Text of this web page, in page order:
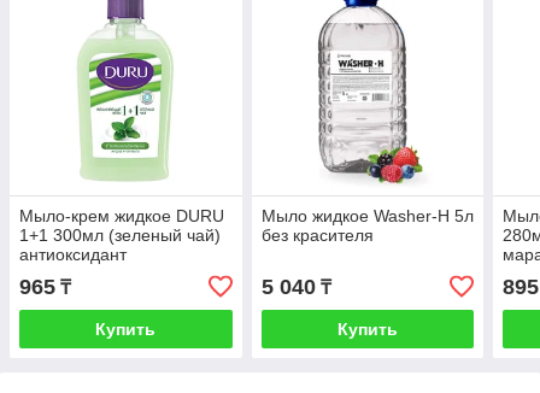
Мыло-крем жидкое DURU
1+1 300мл (зеленый чай)
антиоксидант
965 ₸
Купить
Мыло жидкое Washer-H 5л
без красителя
5 040₸
Купить
895